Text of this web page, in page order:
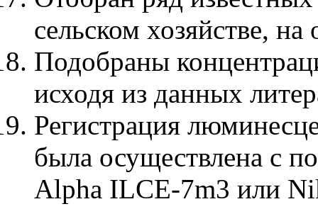
сельском хозяйстве,
Подобраны
исходя из данных
Регистрация
была осуществлена с
Alpha ILCE-7m3 или